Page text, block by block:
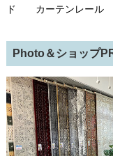
ド カーテンレー
Photo＆ショップ